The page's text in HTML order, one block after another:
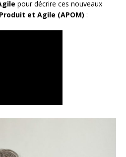
pour décrire ces nouveaux
et Agile (APOM) :